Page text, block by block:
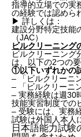
指導的立場での実
の経験では認めら
▶ 詳しくは：
建設分野特定技能
（JAC）
ビルクリーニング
ビルクリーニング
は、以下の2つの
①以下いずれかの
– 「ビルクリーニ
– 「ビルクリーニ
– 実務経験は週30
技能実習制度での
– 受験には、実務
試験は外国人本人
日本語能力試験